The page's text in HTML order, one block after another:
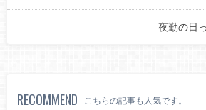
夜勤の日
RECOMMEND こちらの記事も人気です。